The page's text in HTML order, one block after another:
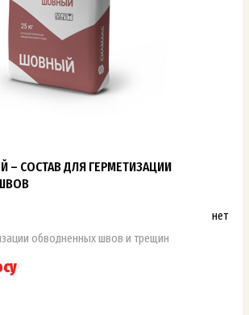
– СОСТАВ ДЛЯ ГЕРМЕТИЗАЦИИ
нет
обводненных швов и трещин